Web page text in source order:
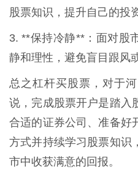
股票知识，提升自己的投
3. **保持冷静**：面对股
静和理性，避免盲目跟风
总之杠杆买股票，对于
说，完成股票开户是踏入
合适的证券公司、准备好
方式并持续学习股票知识
市中收获满意的回报。